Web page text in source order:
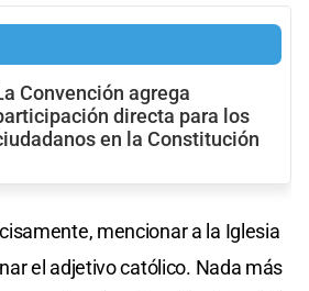
Convención agrega
directa para los
en la Constitución
mencionar a la Iglesia
el adjetivo católico. Nada más